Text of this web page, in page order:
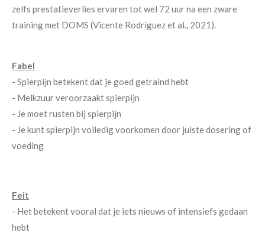
zelfs prestatieverlies ervaren tot wel 72 uur na een zware
training met DOMS (Vicente Rodríguez et al., 2021).
Fabel
- Spierpijn betekent dat je goed getraind hebt
- Melkzuur veroorzaakt spierpijn
- Je moet rusten bij spierpijn
- Je kunt spierpijn volledig voorkomen door juiste dosering of
voeding
Feit
- Het betekent vooral dat je iets nieuws of intensiefs gedaan
hebt